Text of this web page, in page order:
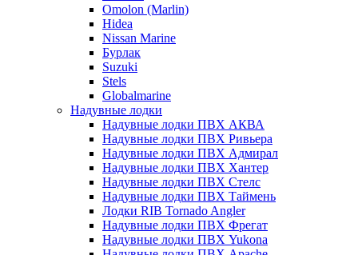
Omolon (Marlin)
Hidea
Nissan Marine
Бурлак
Suzuki
Stels
Globalmarine
Надувные лодки
Надувные лодки ПВХ АКВА
Надувные лодки ПВХ Ривьера
Надувные лодки ПВХ Адмирал
Надувные лодки ПВХ Хантер
Надувные лодки ПВХ Стелс
Надувные лодки ПВХ Таймень
Лодки RIB Tornado Angler
Надувные лодки ПВХ Фрегат
Надувные лодки ПВХ Yukona